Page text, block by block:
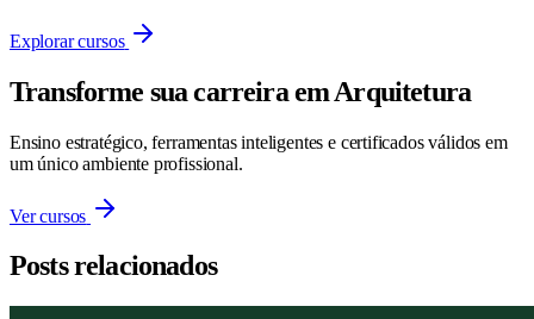
Explorar cursos
Transforme sua carreira em Arquitetura
Ensino estratégico, ferramentas inteligentes e certificados válidos em
um único ambiente profissional.
Ver cursos
Posts relacionados